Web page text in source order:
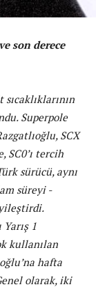
son derece
Superpole
SCX
tercih
sürücü, aynı
süreyi -
1
kullanılan
hafta
olarak, iki